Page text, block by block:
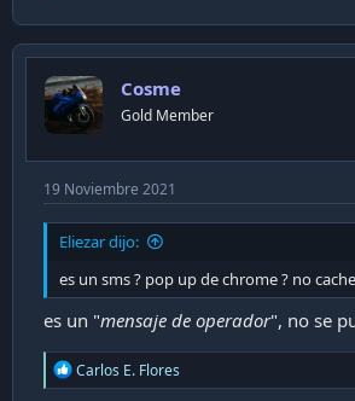
c
t
o
n
s
Cosme
Gold Member
19 Noviembre 2021
Eliezar dijo:
es un sms ? pop up de chrome ? no cache
es un "mensaje de operador", no se
R
e
Carlos E. Flores